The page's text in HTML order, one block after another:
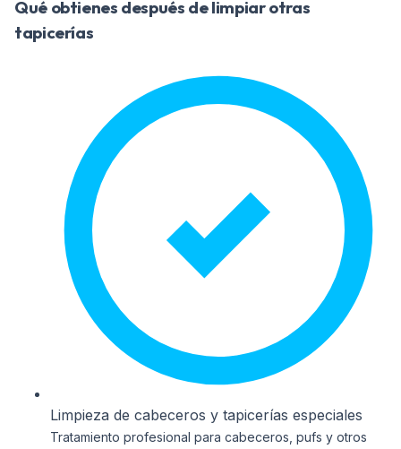
Qué obtienes después de limpiar otras
tapicerías
Limpieza de cabeceros y tapicerías especiales
Tratamiento profesional para cabeceros, pufs y otros